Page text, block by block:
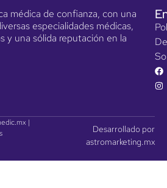
médica de confianza, con una
especialidades médicas,
y una sólida reputación en la
|
Desarrollado por
astromarketing.mx